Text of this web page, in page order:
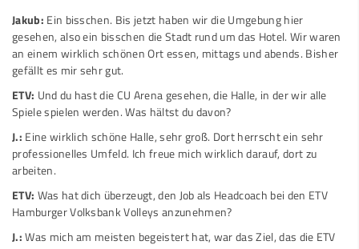
Jakub: Ein bisschen. Bis jetzt haben wir die Umgebung hier
gesehen, also ein bisschen die Stadt rund um das Hotel. Wir waren
an einem wirklich schönen Ort essen, mittags und abends. Bisher
gefällt es mir sehr gut.
ETV: Und du hast die CU Arena gesehen, die Halle, in der wir alle
Spiele spielen werden. Was hältst du davon?
J.: Eine wirklich schöne Halle, sehr groß. Dort herrscht ein sehr
professionelles Umfeld. Ich freue mich wirklich darauf, dort zu
arbeiten.
ETV: Was hat dich überzeugt, den Job als Headcoach bei den ETV
Hamburger Volksbank Volleys anzunehmen?
J.:Was mich am meisten begeistert hat, war das Ziel, das die ETV